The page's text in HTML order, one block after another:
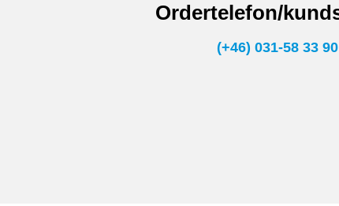
Ordertelefon/
(+46) 031-58 33 90